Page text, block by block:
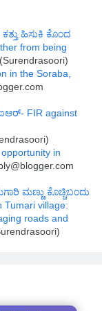
ಹಿಸುಕಿ ಕೊಂದ
from being
in the Soraba,
FIR against
in
ಮಣ್ಣು ಕೊಚ್ಚಿಬಂದು
village:
roads and